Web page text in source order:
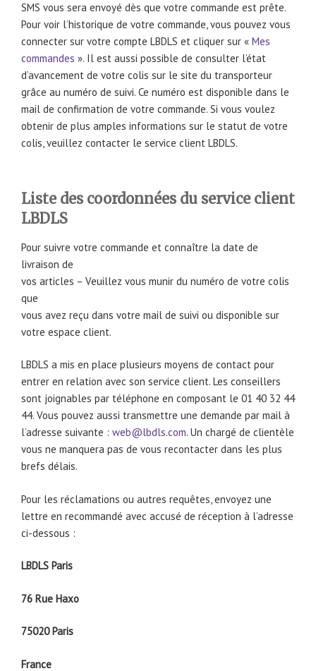
SMS vous sera envoyé dès que votre commande est prête.
Pour voir l’historique de votre commande, vous pouvez vous
connecter sur votre compte LBDLS et cliquer sur « Mes
commandes ». Il est aussi possible de consulter l’état
d’avancement de votre colis sur le site du transporteur
grâce au numéro de suivi. Ce numéro est disponible dans le
mail de confirmation de votre commande. Si vous voulez
obtenir de plus amples informations sur le statut de votre
colis, veuillez contacter le service client LBDLS.
Liste des coordonnées du service client
LBDLS
Pour suivre votre commande et connaître la date de
livraison de
vos articles – Veuillez vous munir du numéro de votre colis
que
vous avez reçu dans votre mail de suivi ou disponible sur
votre espace client.
LBDLS a mis en place plusieurs moyens de contact pour
entrer en relation avec son service client. Les conseillers
sont joignables par téléphone en composant le 01 40 32 44
44. Vous pouvez aussi transmettre une demande par mail à
l’adresse suivante : web@lbdls.com. Un chargé de clientèle
vous ne manquera pas de vous recontacter dans les plus
brefs délais.
Pour les réclamations ou autres requêtes, envoyez une
lettre en recommandé avec accusé de réception à l’adresse
ci-dessous :
LBDLS Paris
76 Rue Haxo
75020 Paris
France